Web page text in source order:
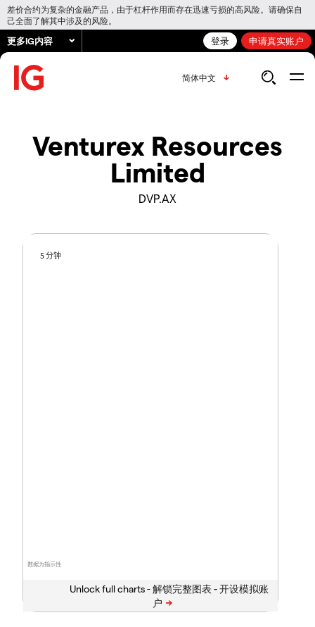
差价合约为复杂的金融产品，由于杠杆作用而存在迅速亏损的高风险。请确保自
己全面了解其中涉及的风险。
更多IG内容 登录 申请真实账户
简体中文
Venturex Resources
Limited
DVP.AX
数据为指示性
5 分钟
Unlock full charts -